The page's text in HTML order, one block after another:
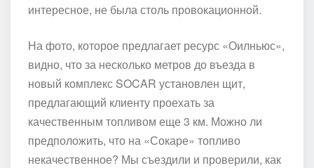
интересное, не была столь провокационной.
На фото, которое предлагает ресурс «Оилньюс»,
видно, что за несколько метров до въезда в
новый комплекс SOCAR установлен щит,
предлагающий клиенту проехать за
качественным топливом еще 3 км. Можно ли
предположить, что на «Сокаре» топливо
некачественное? Мы съездили и проверили, как